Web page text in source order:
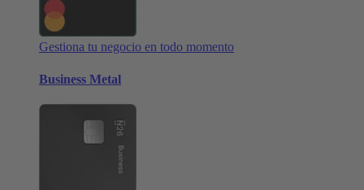
Gestiona tu negocio en todo momento
Business Metal